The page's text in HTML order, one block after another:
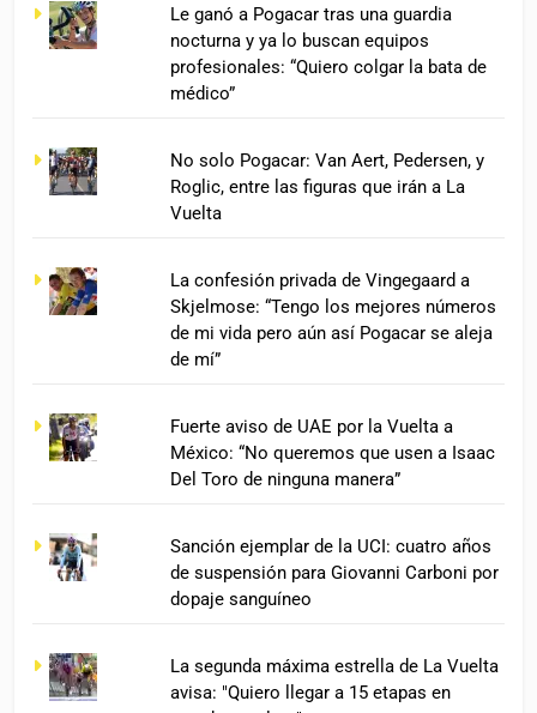
Le ganó a Pogacar tras una guardia
nocturna y ya lo buscan equipos
profesionales: “Quiero colgar la bata de
médico”
No solo Pogacar: Van Aert, Pedersen, y
Roglic, entre las figuras que irán a La
Vuelta
La confesión privada de Vingegaard a
Skjelmose: “Tengo los mejores números
de mi vida pero aún así Pogacar se aleja
de mí”
Fuerte aviso de UAE por la Vuelta a
México: “No queremos que usen a Isaac
Del Toro de ninguna manera”
Sanción ejemplar de la UCI: cuatro años
de suspensión para Giovanni Carboni por
dopaje sanguíneo
La segunda máxima estrella de La Vuelta
avisa: "Quiero llegar a 15 etapas en